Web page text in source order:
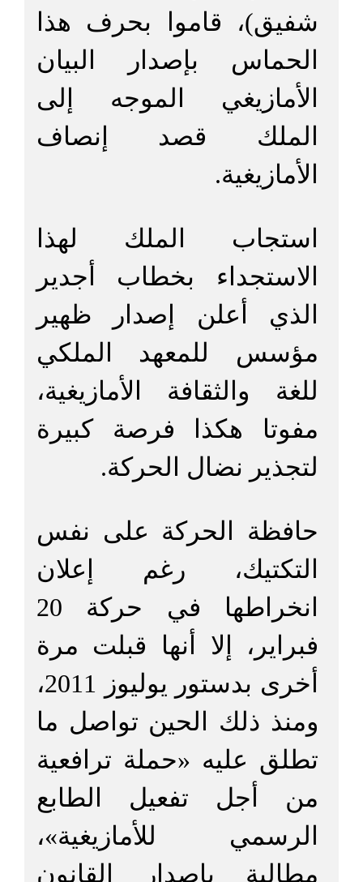
شفيق)، قاموا بحرف هذا
الحماس بإصدار البيان
الأمازيغي الموجه إلى
الملك قصد إنصاف
الأمازيغية.
استجاب الملك لهذا
الاستجداء بخطاب أجدير
الذي أعلن إصدار ظهير
مؤسس للمعهد الملكي
للغة والثقافة الأمازيغية،
مفوتا هكذا فرصة كبيرة
لتجذير نضال الحركة.
حافظة الحركة على نفس
التكتيك، رغم إعلان
انخراطها في حركة 20
فبراير، إلا أنها قبلت مرة
أخرى بدستور يوليوز 2011،
ومنذ ذلك الحين تواصل ما
تطلق عليه «حملة ترافعية
من أجل تفعيل الطابع
الرسمي للأمازيغية»،
مطالبة بإصدار القانون